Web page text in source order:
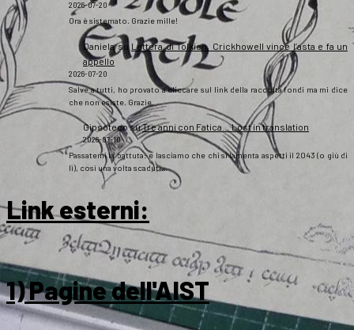
2026-07-20
Ora è sistemato. Grazie mille!
DanielasuLettera di Tolkien, Crickhowell vince l’asta e fa un
appello
2026-07-20
Salve a tutti, ho provato a cliccare sul link della raccolta fondi ma mi dice
che non esiste. Grazie
GipsotecosuTre anni con Fatica… Lost in translation
2026-07-10
Passatemi la battuta: e lasciamo che chi si lamenta aspetti il 2043 (o giù di
lì), così una volta scaduti…
Link esterni:
1) Pagine dell'AIST